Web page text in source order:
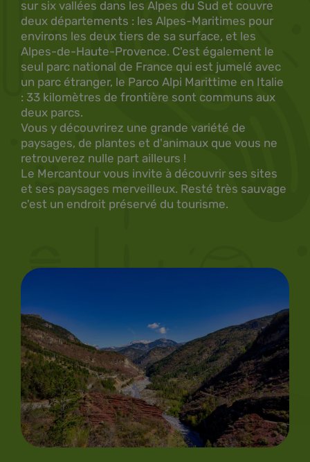
sur six vallées dans les Alpes du Sud et couvre
deux départements : les Alpes-Maritimes pour
environs les deux tiers de sa surface, et les
Alpes-de-Haute-Provence. C'est également le
seul parc national de France qui est jumelé avec
un parc étranger, le Parco Alpi Marittime en Italie
: 33 kilomètres de frontière sont communs aux
deux parcs.
Vous y découvrirez une grande variété de
paysages, de plantes et d'animaux que vous ne
retrouverez nulle part ailleurs !
Le Mercantour vous invite à découvrir ses sites
et ses paysages merveilleux. Resté très sauvage
c'est un endroit préservé du tourisme.